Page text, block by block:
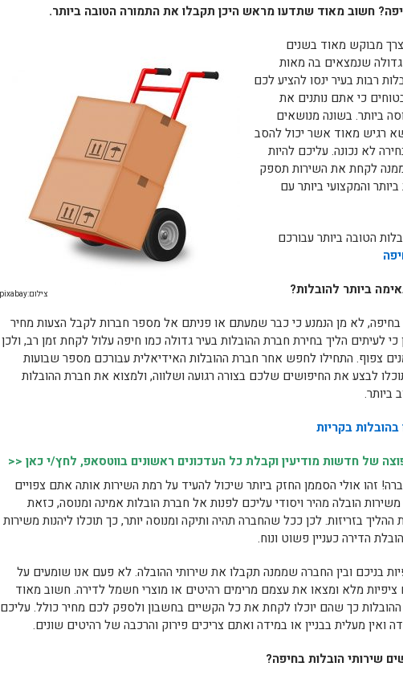
חשוב מאוד שתדעו מראש היכן תקבלו את התמורה הטובה ביותר.
צילום:pixabay
מבוקש מאוד בשנים
גדולה שנמצאים בה מאות
רבות בעיר ינסו להציע לכם
כי אתם נותנים את
ביותר. בשונה מנושאים
רגיש מאוד אשר יכול להסב
לא נכונה. עליכם להיות
לקחת את השירות תספק
והמקצועי ביותר עם
הטובה ביותר עבורכם
ביותר להובלות?
לא מן הנמנע כי כבר שמעתם או פניתם אל מספר חברות לקבל הצעות מחיר
כי לעיתים הליך בחירת חברת ההובלות בעיר גדולה כמו חיפה עלול לקחת זמן רב, ולכן
צפוף. התחילו לחפש אחר חברת ההובלות האידיאלית עבורכם מספר שבועות
לבצע את החיפושים שלכם בצורה רגועה ושלווה, ולמצוא את חברת ההובלות
בהובלות בקריות
של חדשות מודיעין וקבלת כל העדכונים ראשונים בווטסאפ, לחץ/י כאן <<
זהו אולי הסממן החזק ביותר שיכול להעיד על רמת השירות אותה אתם צפויים
הובלה מהיר ויסודי עליכם לפנות אל חברת הובלות אמינה ומנוסה, כזאת
בזריזות. לכן ככל שהחברה תהיה ותיקה ומנוסה יותר, כך תוכלו ליהנות משירות
הדירה כעניין פשוט ונוח.
בניכם ובין החברה שממנה תקבלו את שירותי ההובלה. לא פעם אנו שומעים על
מלא ומצאו את עצמם מרימים רהיטים או מוצרי חשמל לדירה. חשוב מאוד
כך שהם יוכלו לקחת את כל הקשיים בחשבון ולספק לכם מחיר כולל. עליכם
ואין מעלית בבניין או במידה ואתם צריכים פירוק והרכבה של רהיטים שונים.
שירותי הובלות בחיפה?